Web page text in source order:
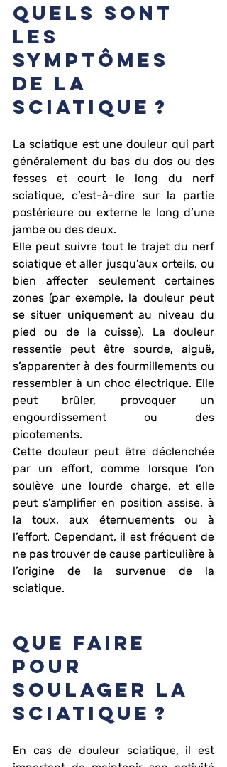
Quels sont
les
symptômes
de la
sciatique ?
La sciatique est une douleur qui part
généralement du bas du dos ou des
fesses et court le long du nerf
sciatique, c’est-à-dire sur la partie
postérieure ou externe le long d’une
jambe ou des deux.
Elle peut suivre tout le trajet du nerf
sciatique et aller jusqu’aux orteils, ou
bien affecter seulement certaines
zones (par exemple, la douleur peut
se situer uniquement au niveau du
pied ou de la cuisse). La douleur
ressentie peut être sourde, aiguë,
s’apparenter à des fourmillements ou
ressembler à un choc électrique. Elle
peut brûler, provoquer un
engourdissement ou des
picotements.
Cette douleur peut être déclenchée
par un effort, comme lorsque l’on
soulève une lourde charge, et elle
peut s’amplifier en position assise, à
la toux, aux éternuements ou à
l’effort. Cependant, il est fréquent de
ne pas trouver de cause particulière à
l’origine de la survenue de la
sciatique.
Que faire
pour
soulager la
sciatique ?
En cas de douleur sciatique, il est